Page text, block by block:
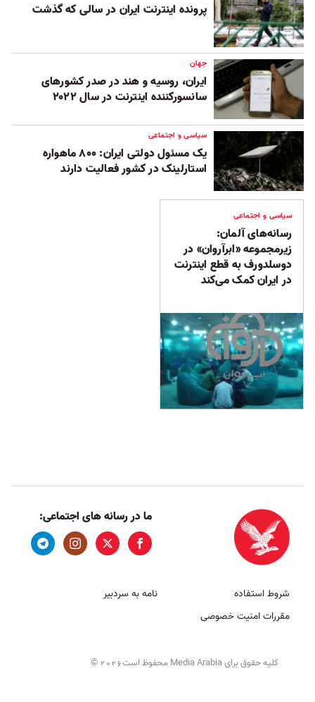
پرونده اینترنت ایران در سالی که گذشت
جهان
ایران، روسیه و هند در صدر کشورهای
سانسورکننده اینترنت در سال ۲۰۲۲
سیاسی و اجتماعی
یک مسئول دولتی ایران: ۸۰۰ ماهواره
استارلینک در کشور فعالیت دارند
سیاسی و اجتماعی
رسانه‌های آلمان:
زیرمجموعه‌ «ابرآروان» در
دوسلدورف به قطع اینترنت
در ایران کمک می‌کند
ما در رسانه های اجتماعی:
شروط استفاده
مقررات امنیت خصوصی
نامه به سردبیر
کلیه حقوق برای Media Arabia محفوظ است 2026
©